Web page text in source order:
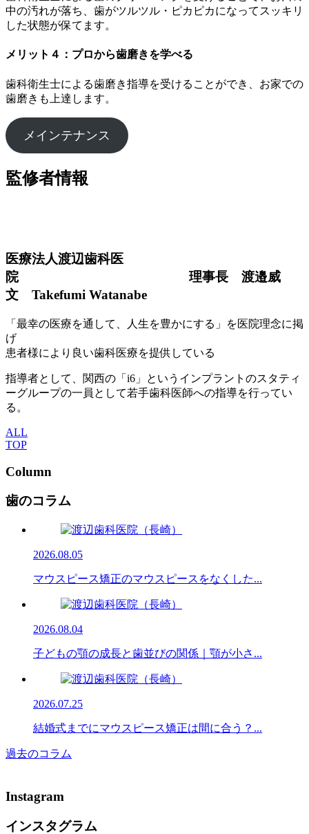
中の汚れが落ち、歯がツルツル・ピカピカになってスッキリ
した状態が保てます。
メリット４：プロから歯磨きを学べる
歯科衛生士による歯磨き指導を受けることができ、お家での
歯磨きも上達します。
メインテナンス
監修者情報
医療法人渡辺歯科医
院 理事長 渡邉威
文 Takefumi Watanabe
「最幸の医療を通して、人生を豊かにする」を医院理念に掲
げ
患者様により良い歯科医療を提供している
指導者として、関西の「i6」というインプラントのスタティ
ーグループの一員として若手歯科医師への指導を行ってい
る。
ALL
TOP
Column
歯のコラム
2026.08.05
マウスピース矯正のマウスピースをなくした...
2026.08.04
子どもの顎の成長と歯並びの関係｜顎が小さ...
2026.07.25
結婚式までにマウスピース矯正は間に合う？...
過去のコラム
Instagram
インスタグラム